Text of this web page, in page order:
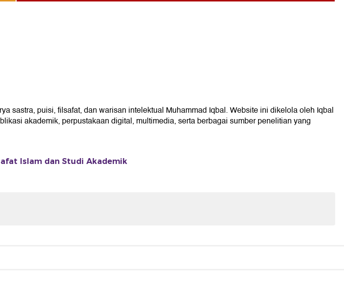
sastra, puisi, filsafat, dan warisan intelektual Muhammad Iqbal. Website ini dikelola oleh Iqbal
akademik, perpustakaan digital, multimedia, serta berbagai sumber penelitian yang
Islam dan Studi Akademik